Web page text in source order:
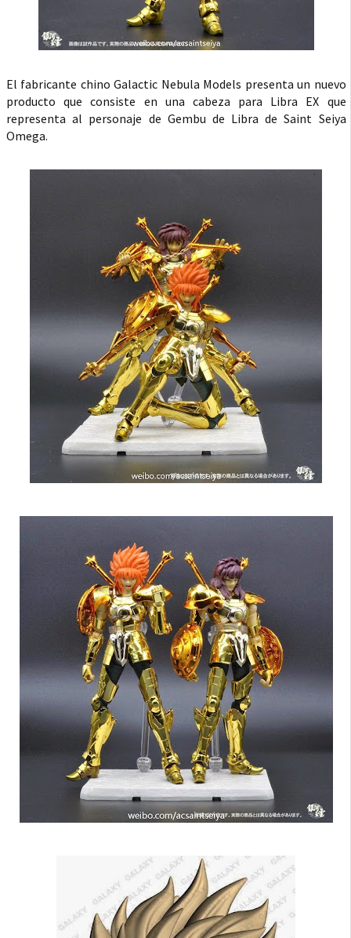
El fabricante chino Galactic Nebula Models presenta un nuevo
producto que consiste en una cabeza para Libra EX que
representa al personaje de Gembu de Libra de Saint Seiya
Omega.